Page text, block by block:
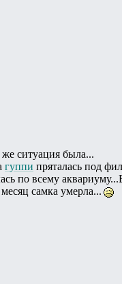
же ситуация была...
гуппи пряталась под
по всему
самка умерла...